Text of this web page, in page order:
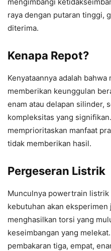
raya dengan putaran tinggi,
diterima.
Kenapa Repot?
Kenyataannya adalah
memberikan keunggulan
enam atau delapan silinder,
kompleksitas yang
memprioritaskan manfaat
tidak memberikan hasil.
Pergeseran Listrik
Munculnya powertrain listrik
kebutuhan akan
menghasilkan torsi yang
keseimbangan yang
pembakaran tiga, empat,